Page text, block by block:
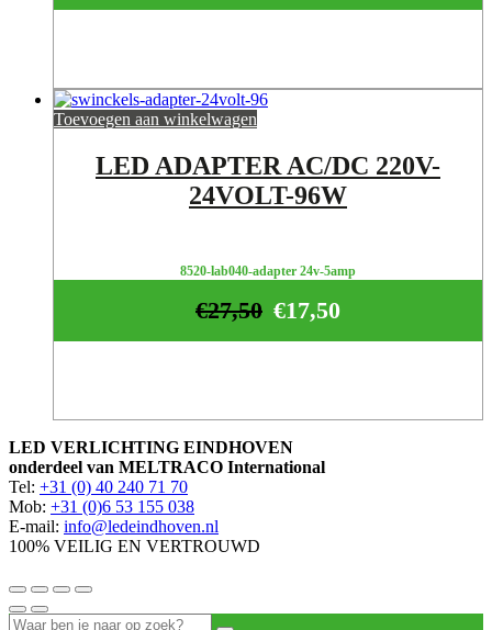
Toevoegen aan winkelwagen
LED ADAPTER AC/DC 220V-
24VOLT-96W
8520-lab040-adapter 24v-5amp
€17,50
€27,50
LED VERLICHTING EINDHOVEN
onderdeel van MELTRACO International
Tel: +31 (0) 40 240 71 70
Mob: +31 (0)6 53 155 038
E-mail: info@ledeindhoven.nl
100% VEILIG EN VERTROUWD